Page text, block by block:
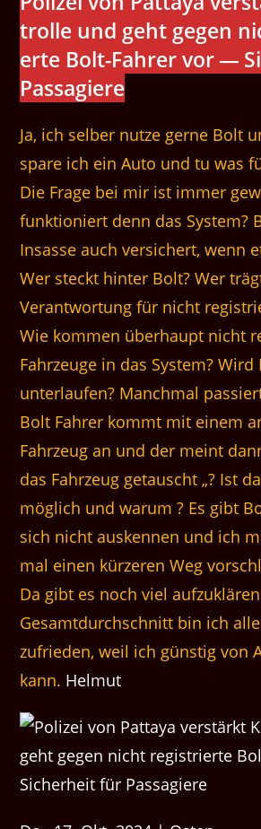
trolle und geht gegen
erte Bolt-Fahrer vor —
Passagiere
Ja, ich selber nutze gerne Bolt
spare ich ein Auto und tu was
Die Frage bei mir ist immer
funktioniert denn das System?
Insasse auch versichert, wenn
Wer steckt hinter Bolt? Wer
Verantwortung für nicht
Wie kommen überhaupt nicht
Fahrzeuge in das System? Wird
unterlaufen? Manchmal
Bolt Fahrer kommt mit einem
Fahrzeug an und der meint
das Fahrzeug getauscht „? Ist
möglich und warum ? Es gibt
sich nicht auskennen und ich
mal einen kürzeren Weg
Da gibt es noch viel
Gesamtdurchschnitt bin ich
zufrieden, weil ich günstig von
kann. Helmut